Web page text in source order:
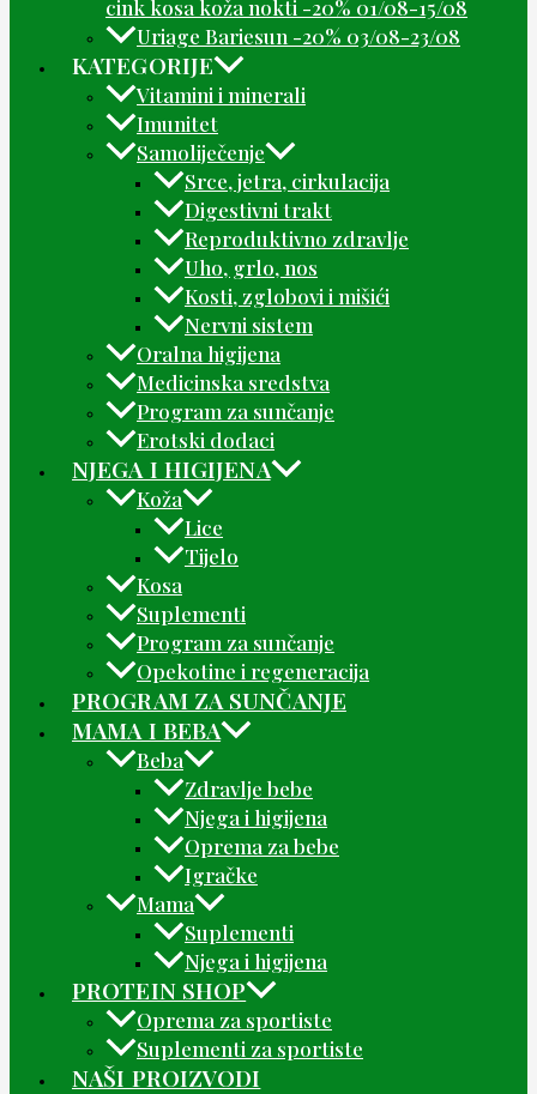
cink kosa koža nokti -20% 01/08-15/08
Uriage Bariesun -20% 03/08-23/08
KATEGORIJE
Vitamini i minerali
Imunitet
Samoliječenje
Srce, jetra, cirkulacija
Digestivni trakt
Reproduktivno zdravlje
Uho, grlo, nos
Kosti, zglobovi i mišići
Nervni sistem
Oralna higijena
Medicinska sredstva
Program za sunčanje
Erotski dodaci
NJEGA I HIGIJENA
Koža
Lice
Tijelo
Kosa
Suplementi
Program za sunčanje
Opekotine i regeneracija
PROGRAM ZA SUNČANJE
MAMA I BEBA
Beba
Zdravlje bebe
Njega i higijena
Oprema za bebe
Igračke
Mama
Suplementi
Njega i higijena
PROTEIN SHOP
Oprema za sportiste
Suplementi za sportiste
NAŠI PROIZVODI